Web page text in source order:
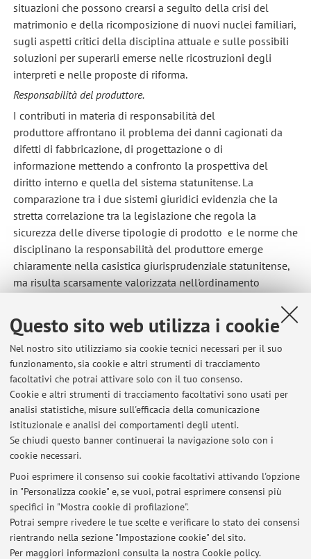
Questo sito web utilizza i cookie
Nel nostro sito utilizziamo sia cookie tecnici necessari per il suo
funzionamento, sia cookie e altri strumenti di tracciamento
facoltativi che potrai attivare solo con il tuo consenso.
Cookie e altri strumenti di tracciamento facoltativi sono usati per
analisi statistiche, misure sull'efficacia della comunicazione
istituzionale e analisi dei comportamenti degli utenti.
Se chiudi questo banner continuerai la navigazione solo con i
cookie necessari.
Puoi esprimere il consenso sui cookie facoltativi attivando l'opzione
in "Personalizza cookie" e, se vuoi, potrai esprimere consensi più
specifici in "Mostra cookie di profilazione".
Potrai sempre rivedere le tue scelte e verificare lo stato dei consensi
rientrando nella sezione "Impostazione cookie" del sito.
Per maggiori informazioni consulta la nostra Cookie policy.
situazioni che possono crearsi a seguito della crisi del
matrimonio e della ricomposizione di nuovi nuclei familiari,
sugli aspetti critici della disciplina attuale e sulle possibili
soluzioni per superarli emerse nelle ricostruzioni degli
interpreti e nelle proposte di riforma.
Responsabilità del produttore.
I contributi in materia di responsabilità del
produttore affrontano il problema dei danni cagionati da
difetti di fabbricazione, di progettazione o di
informazione mettendo a confronto la prospettiva del
diritto interno e quella del sistema statunitense. La
comparazione tra i due sistemi giuridici evidenzia che la
stretta correlazione tra la legislazione che regola la
sicurezza delle diverse tipologie di prodotto e le norme che
disciplinano la responsabilità del produttore emerge
chiaramente nella casistica giurisprudenziale statunitense,
ma risulta scarsamente valorizzata nell'ordinamento
Ultimi avvisi
Posticipo inizio lezioni Diritto di famiglia sede di Ravenna
Pubblicato il: 11 settembre 2025
PRODUCT SAFETY, PRODUCT LIABILITY AND AUTOMOTIVE: LINK
Pubblicato il: 15 settembre 2024
APPELLI ESAMI ESTIVI - DIRITTO CIVILE (BOLOGNA)
Pubblicato il: 17 ottobre 2023